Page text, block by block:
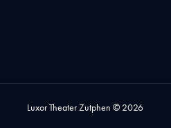
Luxor Theater Zutphen © 2026